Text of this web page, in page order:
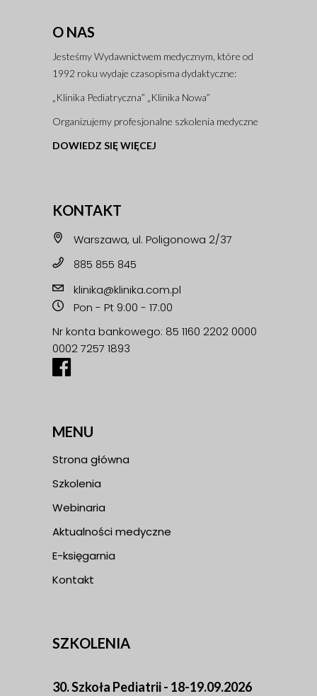
O NAS
Jesteśmy Wydawnictwem medycznym, które od
1992 roku wydaje czasopisma dydaktyczne:
„Klinika Pediatryczna” „Klinika Nowa”
Organizujemy profesjonalne szkolenia medyczne
DOWIEDZ SIĘ WIĘCEJ
KONTAKT
Warszawa, ul. Poligonowa 2/37
885 855 845
klinika@klinika.com.pl
Pon - Pt 9:00 - 17:00
Nr konta bankowego: 85 1160 2202 0000
0002 7257 1893
MENU
Strona główna
Szkolenia
Webinaria
Aktualności medyczne
E-księgarnia
Kontakt
SZKOLENIA
30. Szkoła Pediatrii - 18-19.09.2026